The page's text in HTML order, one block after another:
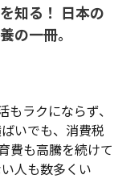
知る！ 日本の
の一冊。
ラクにならず、
いでも、消費税
費も高騰を続けて
人も数多くい